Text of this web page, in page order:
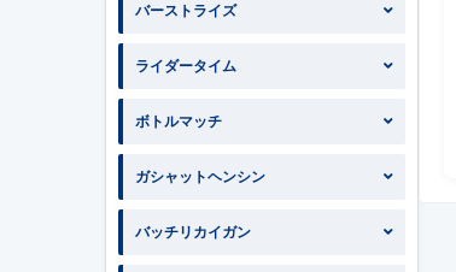
バーストライズ
ライダータイム
ボトルマッチ
ガシャットヘンシン
バッチリカイガン